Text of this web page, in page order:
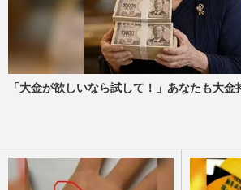
「大金が欲しいなら試して！」あなたも大金